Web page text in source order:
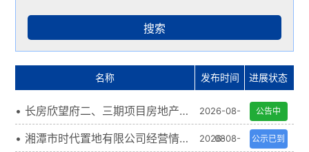
搜索
名称 发布时间 进展状态
• 长房欣望府二、三期项目房地产开
发品牌赋能及委托管理服务询比公告
2026-08-
08
公告中
• 湘潭市时代置地有限公司经营情况
2026-08-
公示已到